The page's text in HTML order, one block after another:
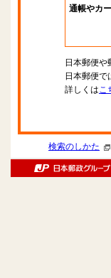
通帳やカ
日本郵便
日本郵便
詳しくはこ
検索のしかた